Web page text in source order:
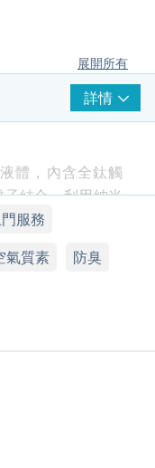
展開所有
詳情
體，內含全鈦觸
結合，利用納米
一層多孔薄膜塗
薄膜厚度僅一微
。形成於所適用
性成分持久且不
服務
氣質素 防臭